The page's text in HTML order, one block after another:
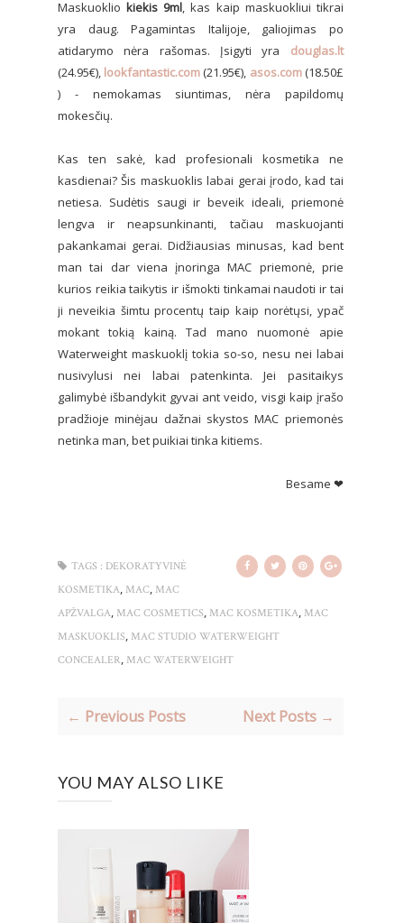
Maskuoklio kiekis 9ml, kas kaip maskuokliui tikrai
yra daug. Pagamintas Italijoje, galiojimas po
atidarymo nėra rašomas. Įsigyti yra douglas.lt
(24.95€), lookfantastic.com (21.95€), asos.com(18.50£
) - nemokamas siuntimas, nėra papildomų
mokesčių.
Kas ten sakė, kad profesionali kosmetika ne
kasdienai? Šis maskuoklis labai gerai įrodo, kad tai
netiesa. Sudėtis saugi ir beveik ideali, priemonė
lengva ir neapsunkinanti, tačiau maskuojanti
pakankamai gerai. Didžiausias minusas, kad bent
man tai dar viena įnoringa MAC priemonė, prie
kurios reikia taikytis ir išmokti tinkamai naudoti ir tai
ji neveikia šimtu procentų taip kaip norėtųsi, ypač
mokant tokią kainą. Tad mano nuomonė apie
Waterweight maskuoklį tokia so-so, nesu nei labai
nusivylusi nei labai patenkinta. Jei pasitaikys
galimybė išbandykit gyvai ant veido, visgi kaip įrašo
pradžioje minėjau dažnai skystos MAC priemonės
netinka man, bet puikiai tinka kitiems.
Besame ❤
TAGS : DEKORATYVINĖ
KOSMETIKA, MAC, MAC
APŽVALGA, MAC COSMETICS, MAC KOSMETIKA, MAC
MASKUOKLIS, MAC STUDIO WATERWEIGHT
CONCEALER, MAC WATERWEIGHT
← Previous Posts Next Posts →
YOU MAY ALSO LIKE